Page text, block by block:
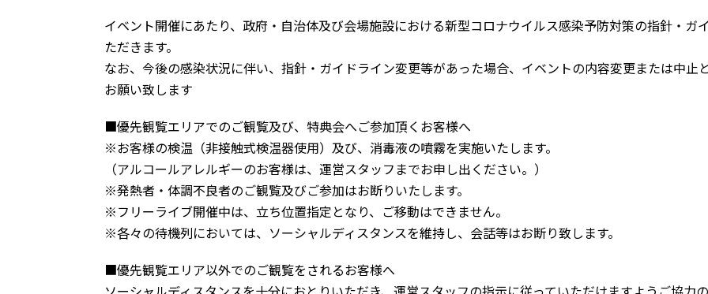
イベント開催にあたり、政府・自治体及び会場施設における新型コロナウイルス感染予防対策の指針・ガ
ただきます。
なお、今後の感染状況に伴い、指針・ガイドライン変更等があった場合、イベントの内容変更または中止
お願い致します
■優先観覧エリアでのご観覧及び、特典会へご参加頂くお客様へ
※お客様の検温（非接触式検温器使用）及び、消毒液の噴霧を実施いたします。
（アルコールアレルギーのお客様は、運営スタッフまでお申し出ください。）
※発熱者・体調不良者のご観覧及びご参加はお断りいたします。
※フリーライブ開催中は、立ち位置指定となり、ご移動はできません。
※各々の待機列においては、ソーシャルディスタンスを維持し、会話等はお断り致します。
■優先観覧エリア以外でのご観覧をされるお客様へ